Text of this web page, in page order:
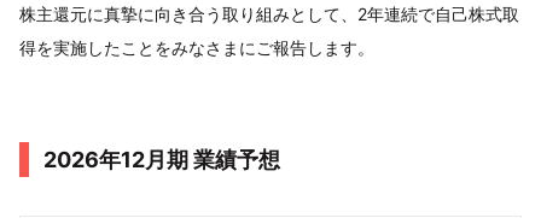
株主還元に真摯に向き合う取り組みとして、2年連続で自己株式取
得を実施したことをみなさまにご報告します。
2026年12月期 業績予想